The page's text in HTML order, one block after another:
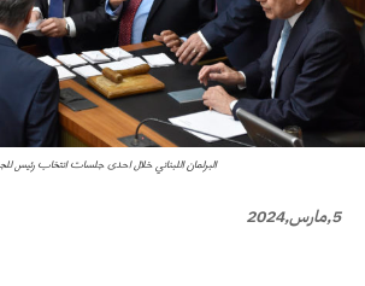
البرلمان اللبناني خلال احدى جلسات انتخاب رئيس للجمهورية في 14 حزيران
5,مارس,2024